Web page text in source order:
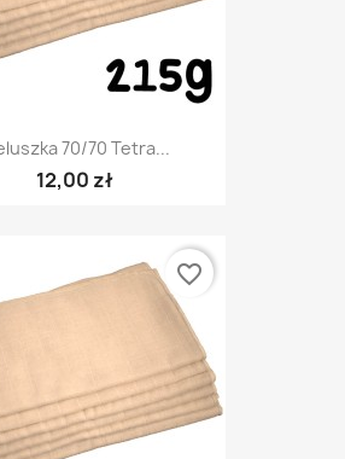
70/70 Tetra...
12,00 zł
favorite_border